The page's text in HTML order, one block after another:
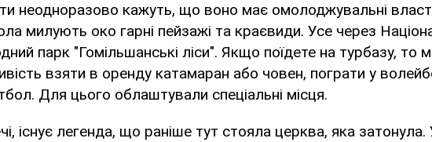
неодноразово кажуть, що воно має омолоджувальні
милують око гарні пейзажі та краєвиди. Усе через
парк "Гомільшанські ліси". Якщо поїдете на турбазу, то
взяти в оренду катамаран або човен, пограти у
Для цього облаштували спеціальні місця.
існує легенда, що раніше тут стояла церква, яка